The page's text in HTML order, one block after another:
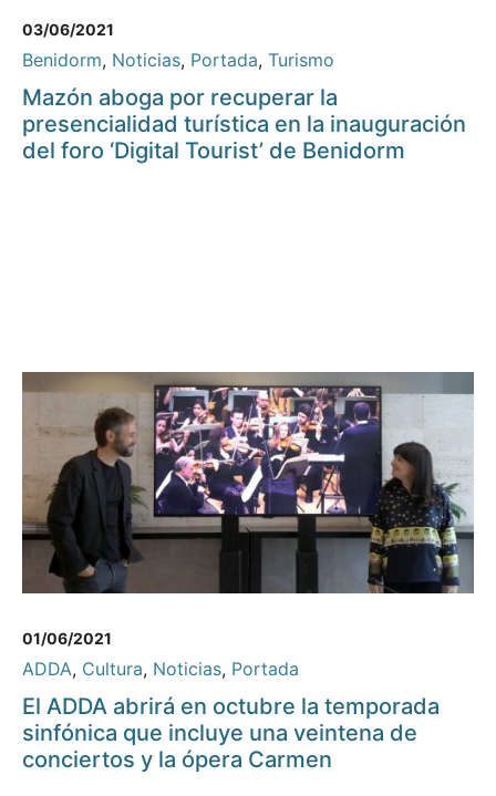
03/06/2021
Benidorm, Noticias, Portada, Turismo
Mazón aboga por recuperar la
presencialidad turística en la inauguración
del foro ‘Digital Tourist’ de Benidorm
01/06/2021
ADDA, Cultura, Noticias, Portada
El ADDA abrirá en octubre la temporada
sinfónica que incluye una veintena de
conciertos y la ópera Carmen